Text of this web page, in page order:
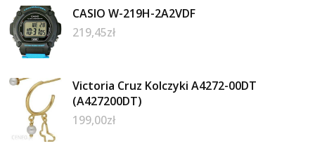
CASIO W-219H-2A2VDF
219,45zł
Victoria Cruz Kolczyki A4272-00DT
(A427200DT)
199,00zł